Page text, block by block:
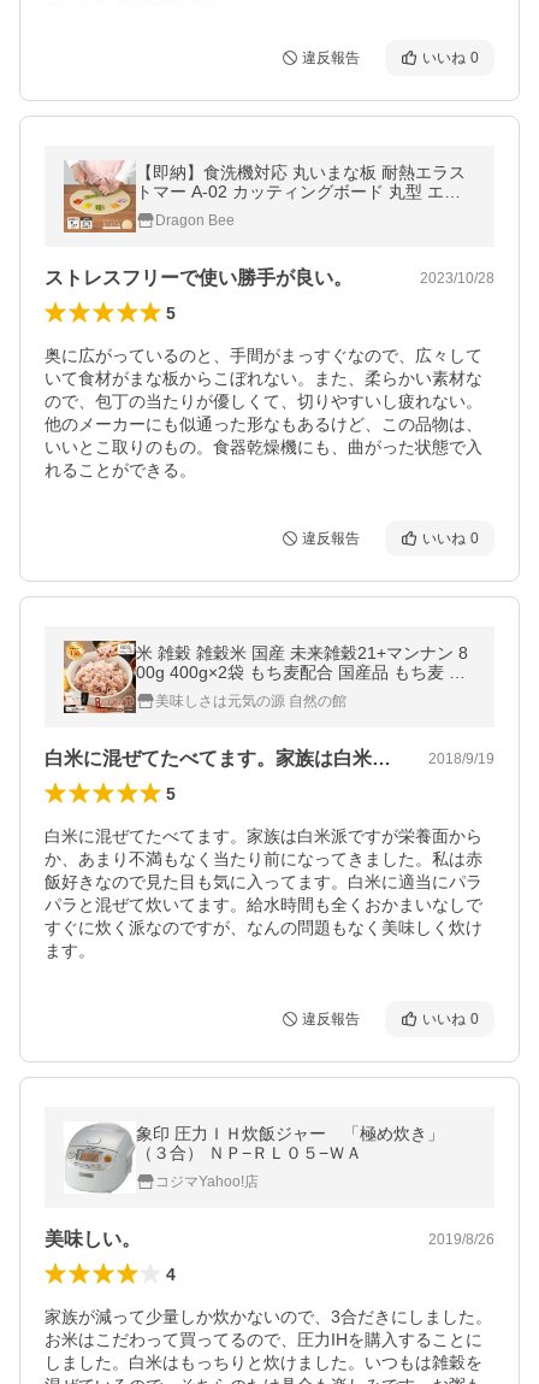
違反報告 いいね 0
【即納】食洗機対応 丸いまな板 耐熱エラス
トマー A-02 カッティングボード 丸型 エラ
ストマー 合成ゴム かまぼこ型 衛生 キッチン
抗菌 リニューアル 新生活
Dragon Bee
ストレスフリーで使い勝手が良い。 2023/10/28
5
奥に広がっているのと、手間がまっすぐなので、広々して
いて食材がまな板からこぼれない。また、柔らかい素材な
ので、包丁の当たりが優しくて、切りやすいし疲れない。
他のメーカーにも似通った形なもあるけど、この品物は、
いいとこ取りのもの。食器乾燥機にも、曲がった状態で入
れることができる。
違反報告 いいね 0
米 雑穀 雑穀米 国産 未来雑穀21+マンナン 8
00g 400g×2袋 もち麦配合 国産品 もち麦 訳
あり ポイント消化 爆買
美味しさは元気の源 自然の館
白米に混ぜてたべてます。家族は白米派て… 2018/9/19
5
白米に混ぜてたべてます。家族は白米派ですが栄養面から
か、あまり不満もなく当たり前になってきました。私は赤
飯好きなので見た目も気に入ってます。白米に適当にパラ
パラと混ぜて炊いてます。給水時間も全くおかまいなしで
すぐに炊く派なのですが、なんの問題もなく美味しく炊け
ます。
違反報告 いいね 0
象印 圧力ＩＨ炊飯ジャー 「極め炊き」
（３合） ＮＰ−ＲＬ０５−ＷＡ
コジマYahoo!店
美味しい。 2019/8/26
4
家族が減って少量しか炊かないので、3合だきにしました。
お米はこだわって買ってるので、圧力IHを購入することに
しました。白米はもっちりと炊けました。いつもは雑穀を